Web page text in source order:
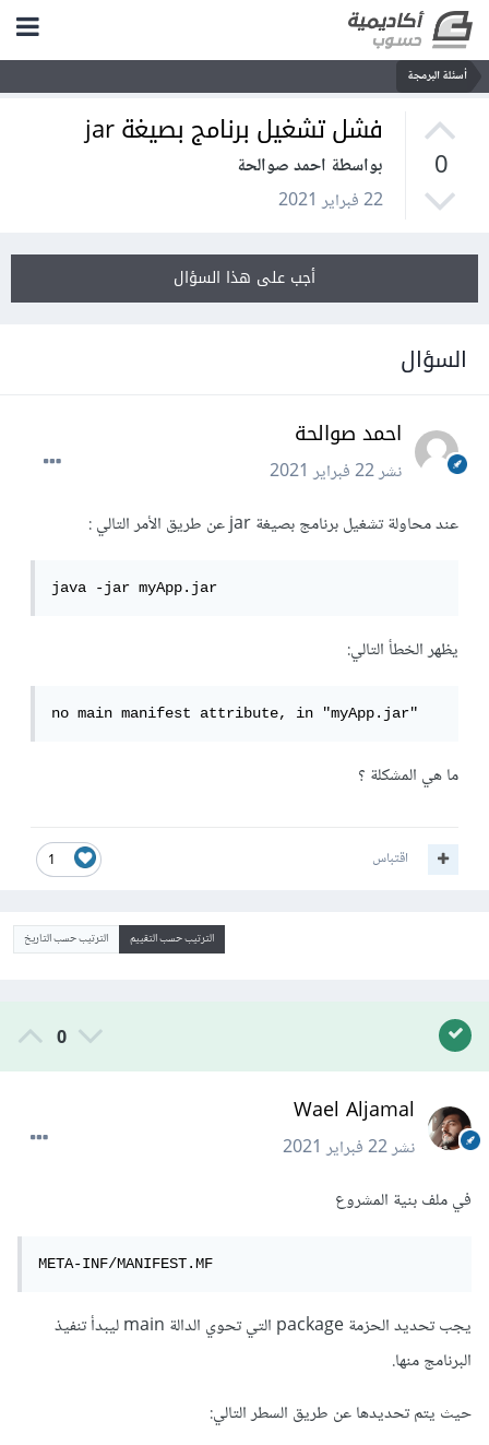
أسئلة البرمجة
0
فشل تشغيل برنامج بصيغة jar
بواسطة احمد صوالحة
22 فبراير 2021
أجب على هذا السؤال
السؤال
احمد صوالحة
نشر22 فبراير 2021
عند محاولة تشغيل برنامج بصيغة jar عن طريق الأمر التالي :
java -jar myApp.jar
يظهر الخطأ التالي:
no main manifest attribute, in "myApp.jar"
ما هي المشكلة ؟
1 اقتباس
الترتيب حسب التقييم الترتيب حسب التاريخ
0
Wael Aljamal
نشر22 فبراير 2021
في ملف بنية المشروع
META-INF/MANIFEST.MF
يجب تحديد الحزمة package التي تحوي الدالة main ليبدأ تنفيذ
البرنامج منها.
حيث يتم تحديدها عن طريق السطر التالي: